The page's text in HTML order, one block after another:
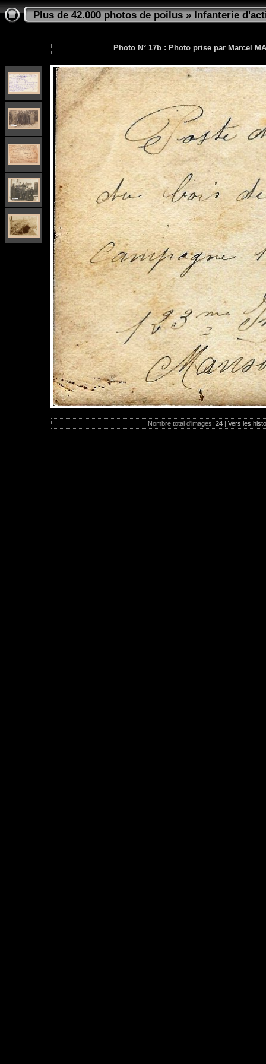
Plus de 42.000 photos de poilus»Infanterie
Photo N° 17b : Photo prise par Marcel
Nombre total d'images: 24 | Vers les